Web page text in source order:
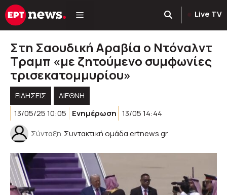
Μετάβαση
σε
Live TV
Στη Σαουδική Αραβία ο Ντόναλντ
Τραμπ «με ζητούμενο συμφωνίες
τρισεκατομμυρίου»
ΕΙΔΗΣΕΙΣ
ΔΙΕΘΝΗ
13/05/25 10:05
Ενημέρωση 13/05 14:44
Σύνταξη Συντακτική ομάδα ertnews.gr